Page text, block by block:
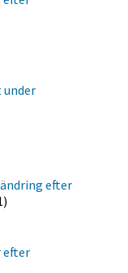
under
efter
efter